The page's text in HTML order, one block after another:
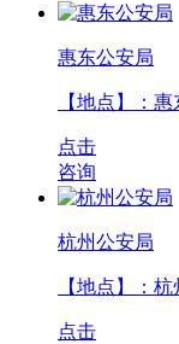
惠东公安局
【地点】：
点击
咨询
杭州公安局
【地点】：
点击